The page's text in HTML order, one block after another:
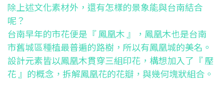
除上述文化素材外，還有怎樣的景象能與台南結合
呢？
台南早年的市花便是『 鳳凰木 』，鳳凰木也是台南
市舊城區種植最普遍的路樹，所以有鳳凰城的美名。
設計元素皆以鳳凰木貫穿三組印花，構想加入了『 壓
花 』的概念，拆解鳳凰花的花瓣，與幾何塊狀組合。